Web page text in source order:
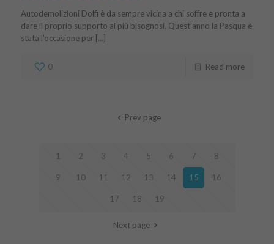
Autodemolizioni Dolfi è da sempre vicina a chi soffre e pronta a
dare il proprio supporto ai più bisognosi. Quest’anno la Pasqua è
stata l’occasione per […]
0 Read more
Prev page
1 2 3 4 5 6 7 8
9 10 11 12 13 14 15 16
17 18 19
Next page